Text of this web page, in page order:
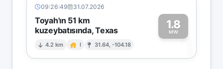
09:26:49 31.07.2026
Toyah'ın 51 km
kuzeybatısında, Texas
4.2 km I 31.64, -104.18
1.8
MW1